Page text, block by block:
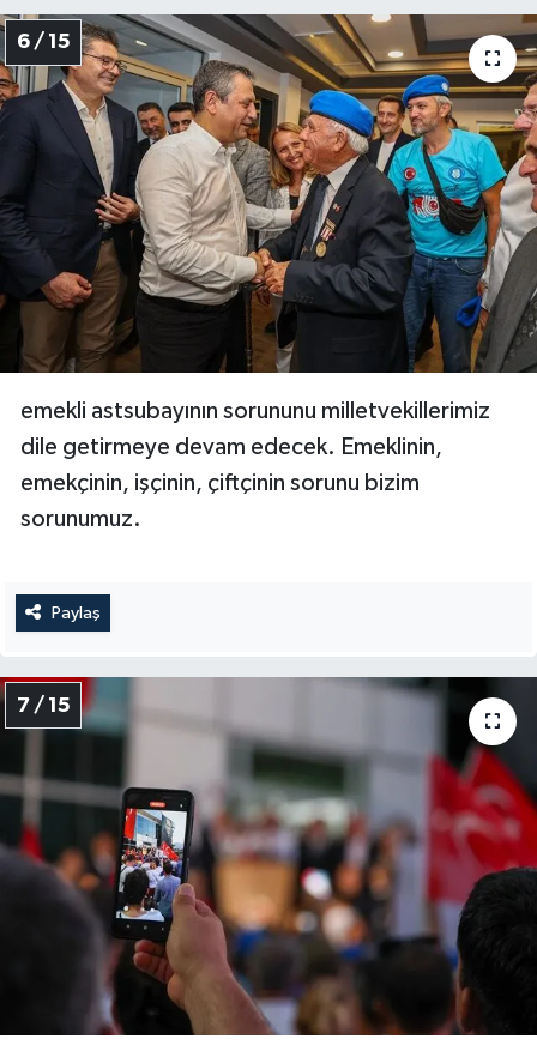
6 / 15
emekli astsubayının sorununu milletvekillerimiz
dile getirmeye devam edecek. Emeklinin,
emekçinin, işçinin, çiftçinin sorunu bizim
sorunumuz.
Paylaş
7 / 15